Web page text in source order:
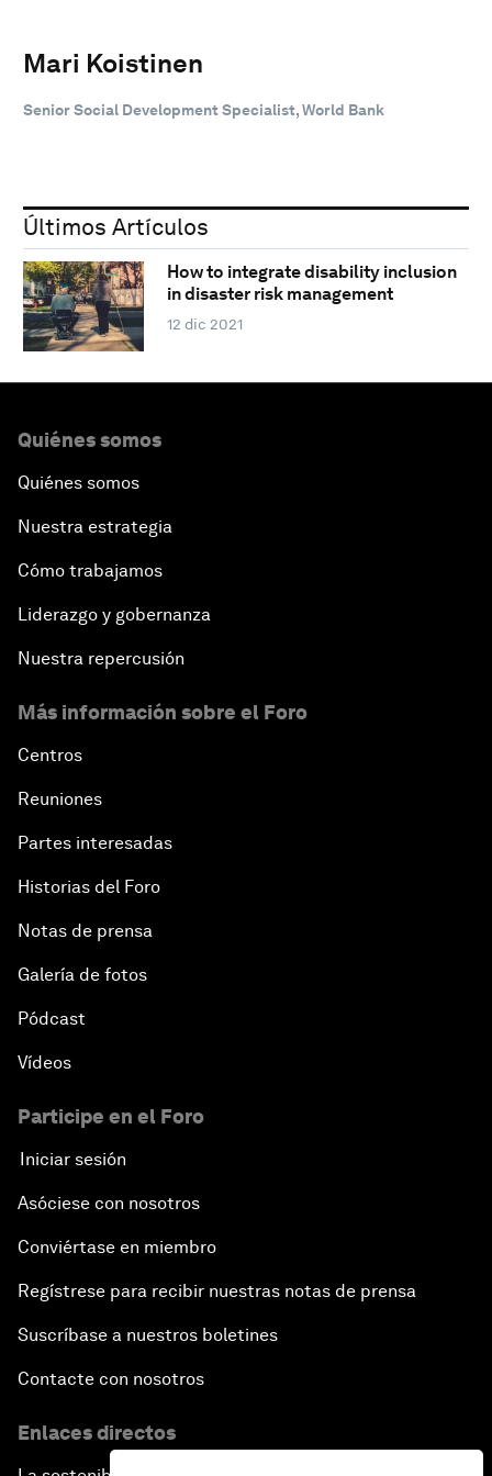
Mari Koistinen
Senior Social Development Specialist, World Bank
Últimos Artículos
How to integrate disability inclusion
in disaster risk management
12 dic 2021
Quiénes somos
Quiénes somos
Nuestra estrategia
Cómo trabajamos
Liderazgo y gobernanza
Nuestra repercusión
Más información sobre el Foro
Centros
Reuniones
Partes interesadas
Historias del Foro
Notas de prensa
Galería de fotos
Pódcast
Vídeos
Participe en el Foro
Iniciar sesión
Asóciese con nosotros
Conviértase en miembro
Regístrese para recibir nuestras notas de prensa
Suscríbase a nuestros boletines
Contacte con nosotros
Enlaces directos